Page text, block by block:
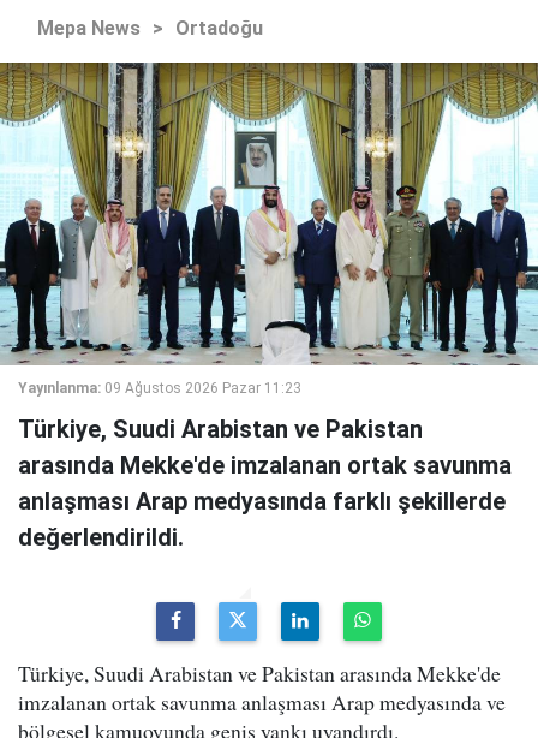
Mepa News > Ortadoğu
Yayınlanma: 09 Ağustos 2026 Pazar 11:23
Türkiye, Suudi Arabistan ve Pakistan
arasında Mekke'de imzalanan ortak savunma
anlaşması Arap medyasında farklı şekillerde
değerlendirildi.
Türkiye, Suudi Arabistan ve Pakistan arasında Mekke'de
imzalanan ortak savunma anlaşması Arap medyasında ve
bölgesel kamuoyunda geniş yankı uyandırdı.